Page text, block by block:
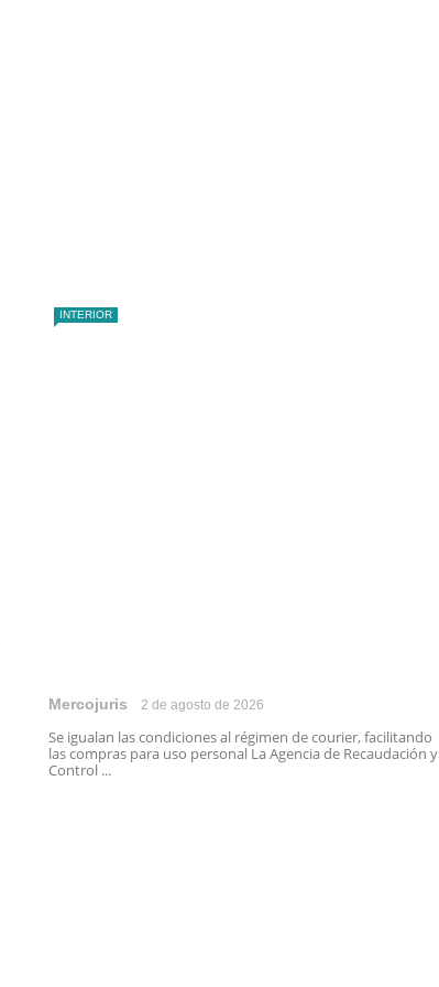
INTERIOR
Mercojuris 2 de agosto de 2026
Se igualan las condiciones al régimen de courier, facilitando
las compras para uso personal La Agencia de Recaudación y
Control ...